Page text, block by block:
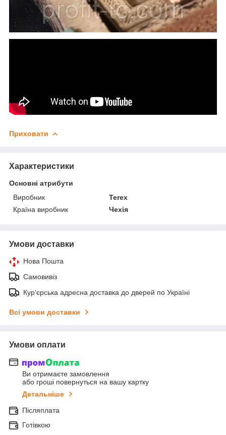
Приховати
Характеристики
Основні атрибути
Виробник
Terex
Країна виробник
Чехія
Умови доставки
Нова Пошта
Самовивіз
Кур'єрська адресна доставка до дверей по Україні
Всі умови доставки
Умови оплати
Ви отримаєте замовлення
або гроші повернуться на вашу картку
Детальніше
Післяплата
Готівкою